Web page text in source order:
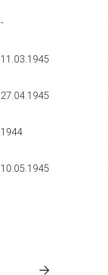
-
11.03.1945
27.04.1945
1944
10.05.1945